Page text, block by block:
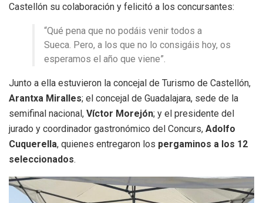
Castellón su colaboración y felicitó a los concursantes:
“Qué pena que no podáis venir todos a
Sueca. Pero, a los que no lo consigáis hoy, os
esperamos el año que viene”.
Junto a ella estuvieron la concejal de Turismo de Castellón,
Arantxa Miralles; el concejal de Guadalajara, sede de la
semifinal nacional, Víctor Morejón; y el presidente del
jurado y coordinador gastronómico del Concurs, Adolfo
Cuquerella, quienes entregaron los pergaminos a los 12
seleccionados.